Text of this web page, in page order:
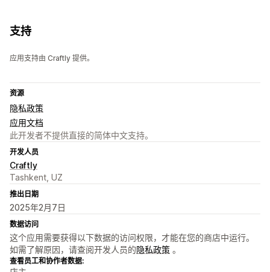
支持
应用支持由 Craftly 提供。
资源
隐私政策
应用文档
此开发者不提供直接的简体中文支持。
开发人员
Craftly
Tashkent, UZ
推出日期
2025年2月7日
数据访问
这个应用需要获得以下数据的访问权限，才能在您的商店中运行。
如需了解原因，请查阅开发人员的隐私政策 。
查看员工和协作者数据: